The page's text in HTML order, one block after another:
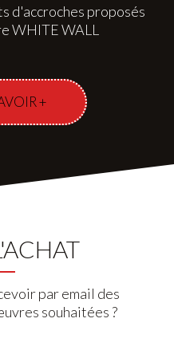
d'accroches proposés
WHITE WALL
+
par email des
souhaitées ?